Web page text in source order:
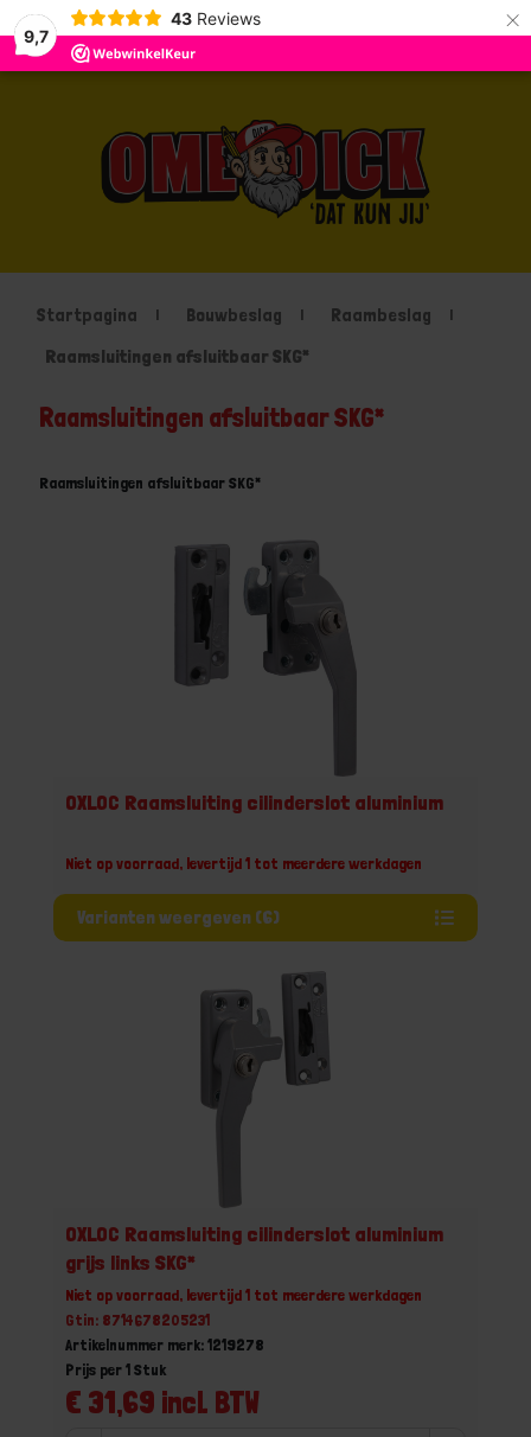
9,7
43 Reviews ×
Startpagina Bouwbeslag
Raambeslag
Raamsluitingen afsluitbaar SKG*
Raamsluitingen afsluitbaar SKG*
Raamsluitingen afsluitbaar SKG*
OXLOC Raamsluiting cilinderslot aluminium
Niet op voorraad, levertijd 1 tot meerdere werkdagen
Varianten weergeven (6)
OXLOC Raamsluiting cilinderslot aluminium
grijs links SKG*
Niet op voorraad, levertijd 1 tot meerdere werkdagen
Gtin: 8714678205231
Artikelnummer merk: 1219278
€ 31,69 incl. BTW
Prijs per 1 Stuk